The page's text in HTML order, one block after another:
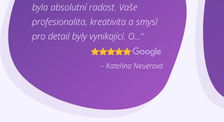
byla absolutní radost. Vaše
profesionalita, kreativita a smysl
pro detail byly vynikající. O...“
– Kateřina Neuerová